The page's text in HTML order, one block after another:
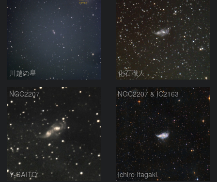
川越の星 化石職人
NGC2207
Y-SAITO
NGC2207 & IC2163
Ichiro Itagaki